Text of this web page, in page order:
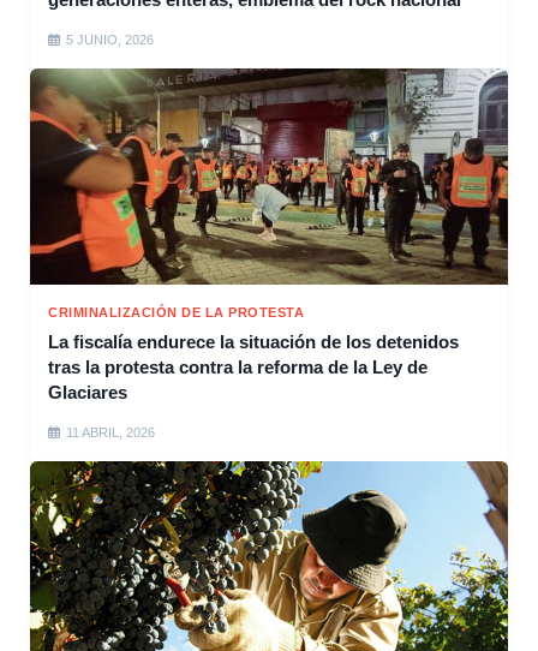
5 JUNIO, 2026
CRIMINALIZACIÓN DE LA PROTESTA
La fiscalía endurece la situación de los detenidos
tras la protesta contra la reforma de la Ley de
Glaciares
11 ABRIL, 2026